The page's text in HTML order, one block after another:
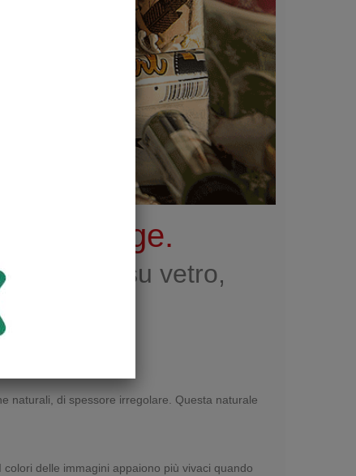
su vetro,
naturali, di spessore irregolare. Questa naturale
delle immagini appaiono più vivaci quando